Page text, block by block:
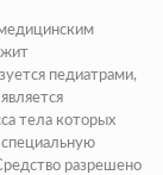
педиатрами,
тела которых
специальную
разрешено